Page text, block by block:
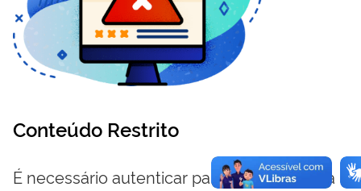
Conteúdo Restrito
É necessário autenticar para visualizar essa